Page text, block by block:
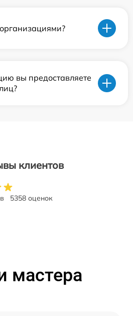
вы предоставляете
клиентов
5358 оценок
мастера